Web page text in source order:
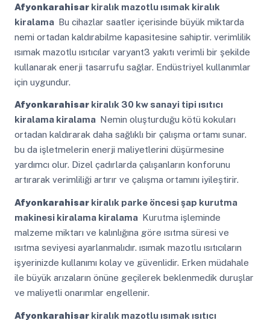
Afyonkarahisarkiralık mazotlu ısımak kiralık
kiralama Bu cihazlar saatler içerisinde büyük miktarda
nemi ortadan kaldırabilme kapasitesine sahiptir. verimlilik
ısımak mazotlu ısıtıcılar varyant3 yakıtı verimli bir şekilde
kullanarak enerji tasarrufu sağlar. Endüstriyel kullanımlar
için uygundur.
Afyonkarahisarkiralık 30 kw sanayi tipi ısıtıcı
kiralama kiralama Nemin oluşturduğu kötü kokuları
ortadan kaldırarak daha sağlıklı bir çalışma ortamı sunar.
bu da işletmelerin enerji maliyetlerini düşürmesine
yardımcı olur. Dizel çadırlarda çalışanların konforunu
artırarak verimliliği artırır ve çalışma ortamını iyileştirir.
Afyonkarahisarkiralık parke öncesi şap kurutma
makinesi kiralama kiralama Kurutma işleminde
malzeme miktarı ve kalınlığına göre ısıtma süresi ve
ısıtma seviyesi ayarlanmalıdır. ısımak mazotlu ısıtıcıların
işyerinizde kullanımı kolay ve güvenlidir. Erken müdahale
ile büyük arızaların önüne geçilerek beklenmedik duruşlar
ve maliyetli onarımlar engellenir.
Afyonkarahisarkiralık mazotlu ısımak ısıtıcı